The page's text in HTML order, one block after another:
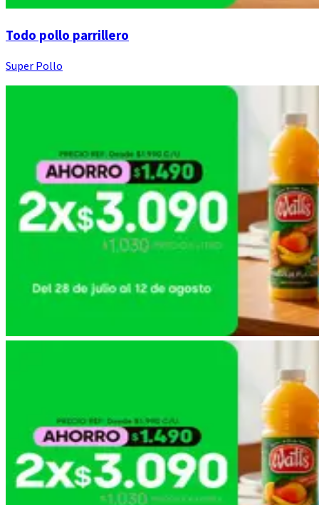
Todo pollo parrillero
Super Pollo